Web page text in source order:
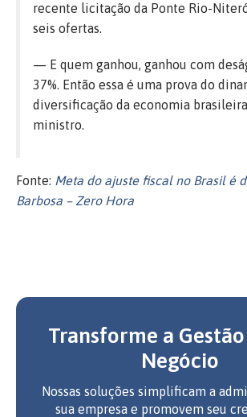
recente licitação da Ponte Rio-
seis ofertas.
— E quem ganhou, ganhou com
37%. Então essa é uma prova do
diversificação da economia
ministro.
Fonte: Meta do ajuste fiscal no Brasil é
Barbosa – Zero Hora
Transforme a Gestão
Negócio
Nossas soluções simplificam a
sua empresa e promovem seu